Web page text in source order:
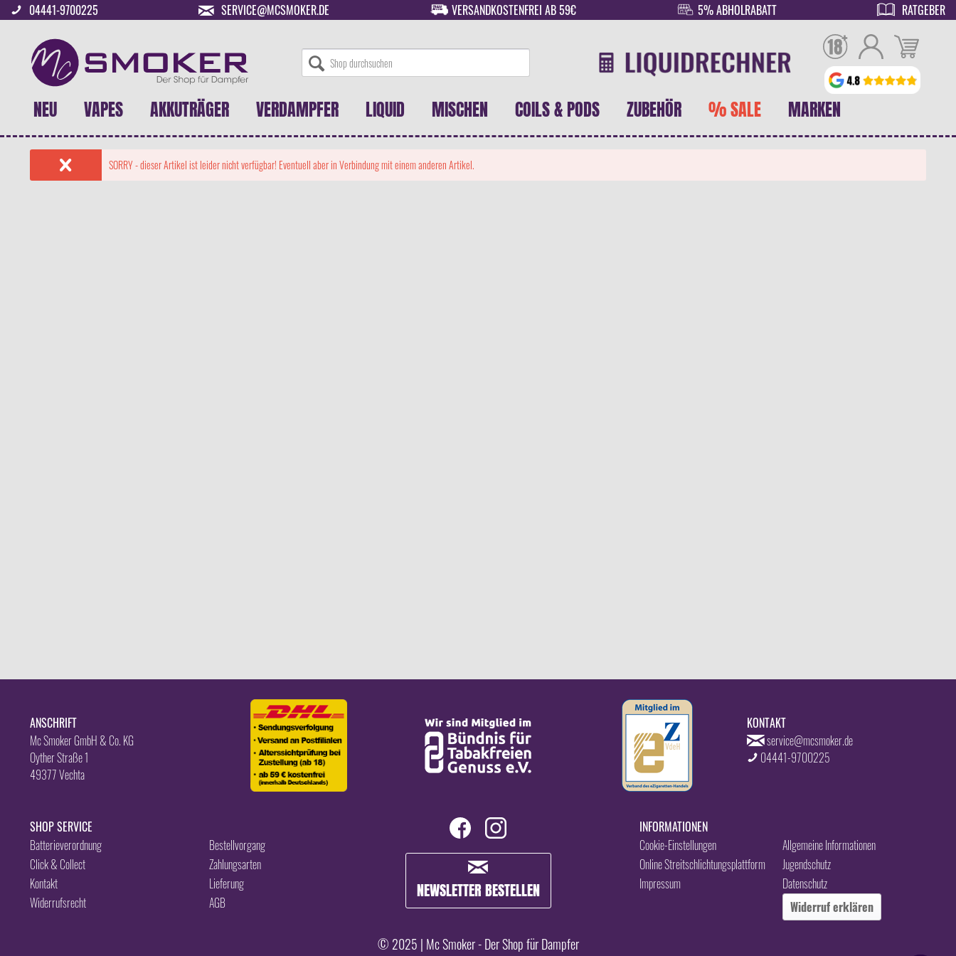
04441-9700225 SERVICE@MCSMOKER.DE VERSANDKOSTENFREI AB 59€ 5% ABHOLRABATT RATGEBER
NEU VAPES AKKUTRÄGER VERDAMPFER LIQUID MISCHEN COILS & PODS ZUBEHÖR % SALE MARKEN
SORRY - dieser Artikel ist leider nicht verfügbar! Eventuell aber in Verbindung mit einem anderen Artikel.
ANSCHRIFT
Mc Smoker GmbH & Co. KG
Oyther Straße 1
49377 Vechta
KONTAKT
service@mcsmoker.de
04441-9700225
SHOP SERVICE
Batterieverordnung
Bestellvorgang
Click & Collect
Zahlungsarten
Kontakt
Lieferung
Widerrufsrecht
AGB
NEWSLETTER BESTELLEN
INFORMATIONEN
Allgemeine Informationen
Cookie-Einstellungen
Jugendschutz
Online Streitschlichtungsplattform
Datenschutz
Impressum
Widerruf erklären
© 2025 | Mc Smoker - Der Shop für Dampfer